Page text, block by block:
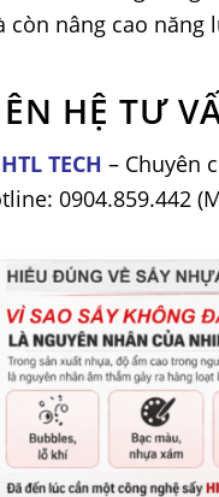
còn nâng cao
HỆ TƯ
HTL TECH – Chuyên
0904.859.442